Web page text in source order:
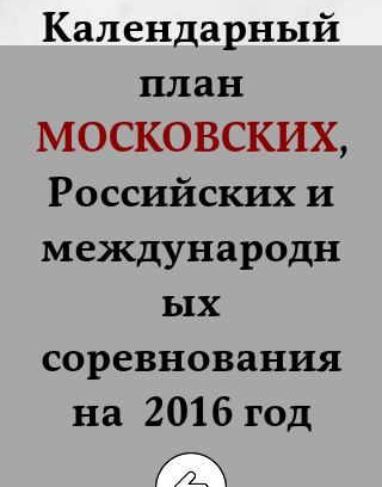
Календарный
план
МОСКОВСКИХ,
Российских и
международн
ых
соревнования
на 2016 год